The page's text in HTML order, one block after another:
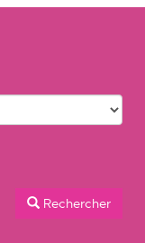
Rechercher